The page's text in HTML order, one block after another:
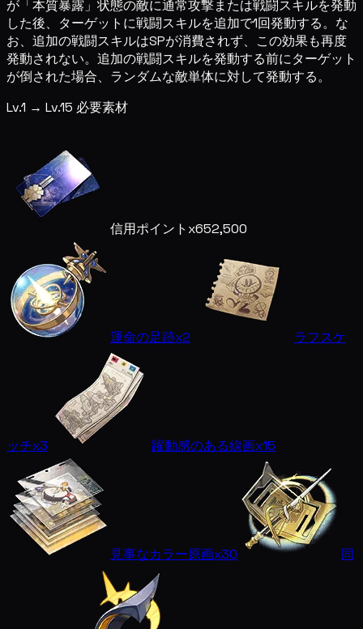
が「本質暴露」状態の敵に通常攻撃または戦闘スキルを発動
した後、ターゲットに戦闘スキルを追加で1回発動する。な
お、追加の戦闘スキルはSPが消費されず、この効果も再度
発動されない。追加の戦闘スキルを発動する前にターゲット
が倒された場合、ランダムな敵単体に対して発動する。
Lv.1 → Lv.15 必要素材
信用ポイント x652,500
運命の足跡x2 ラフスケ
ッチx3 躍動感のある線画x15
見事なカラー原画x30 同